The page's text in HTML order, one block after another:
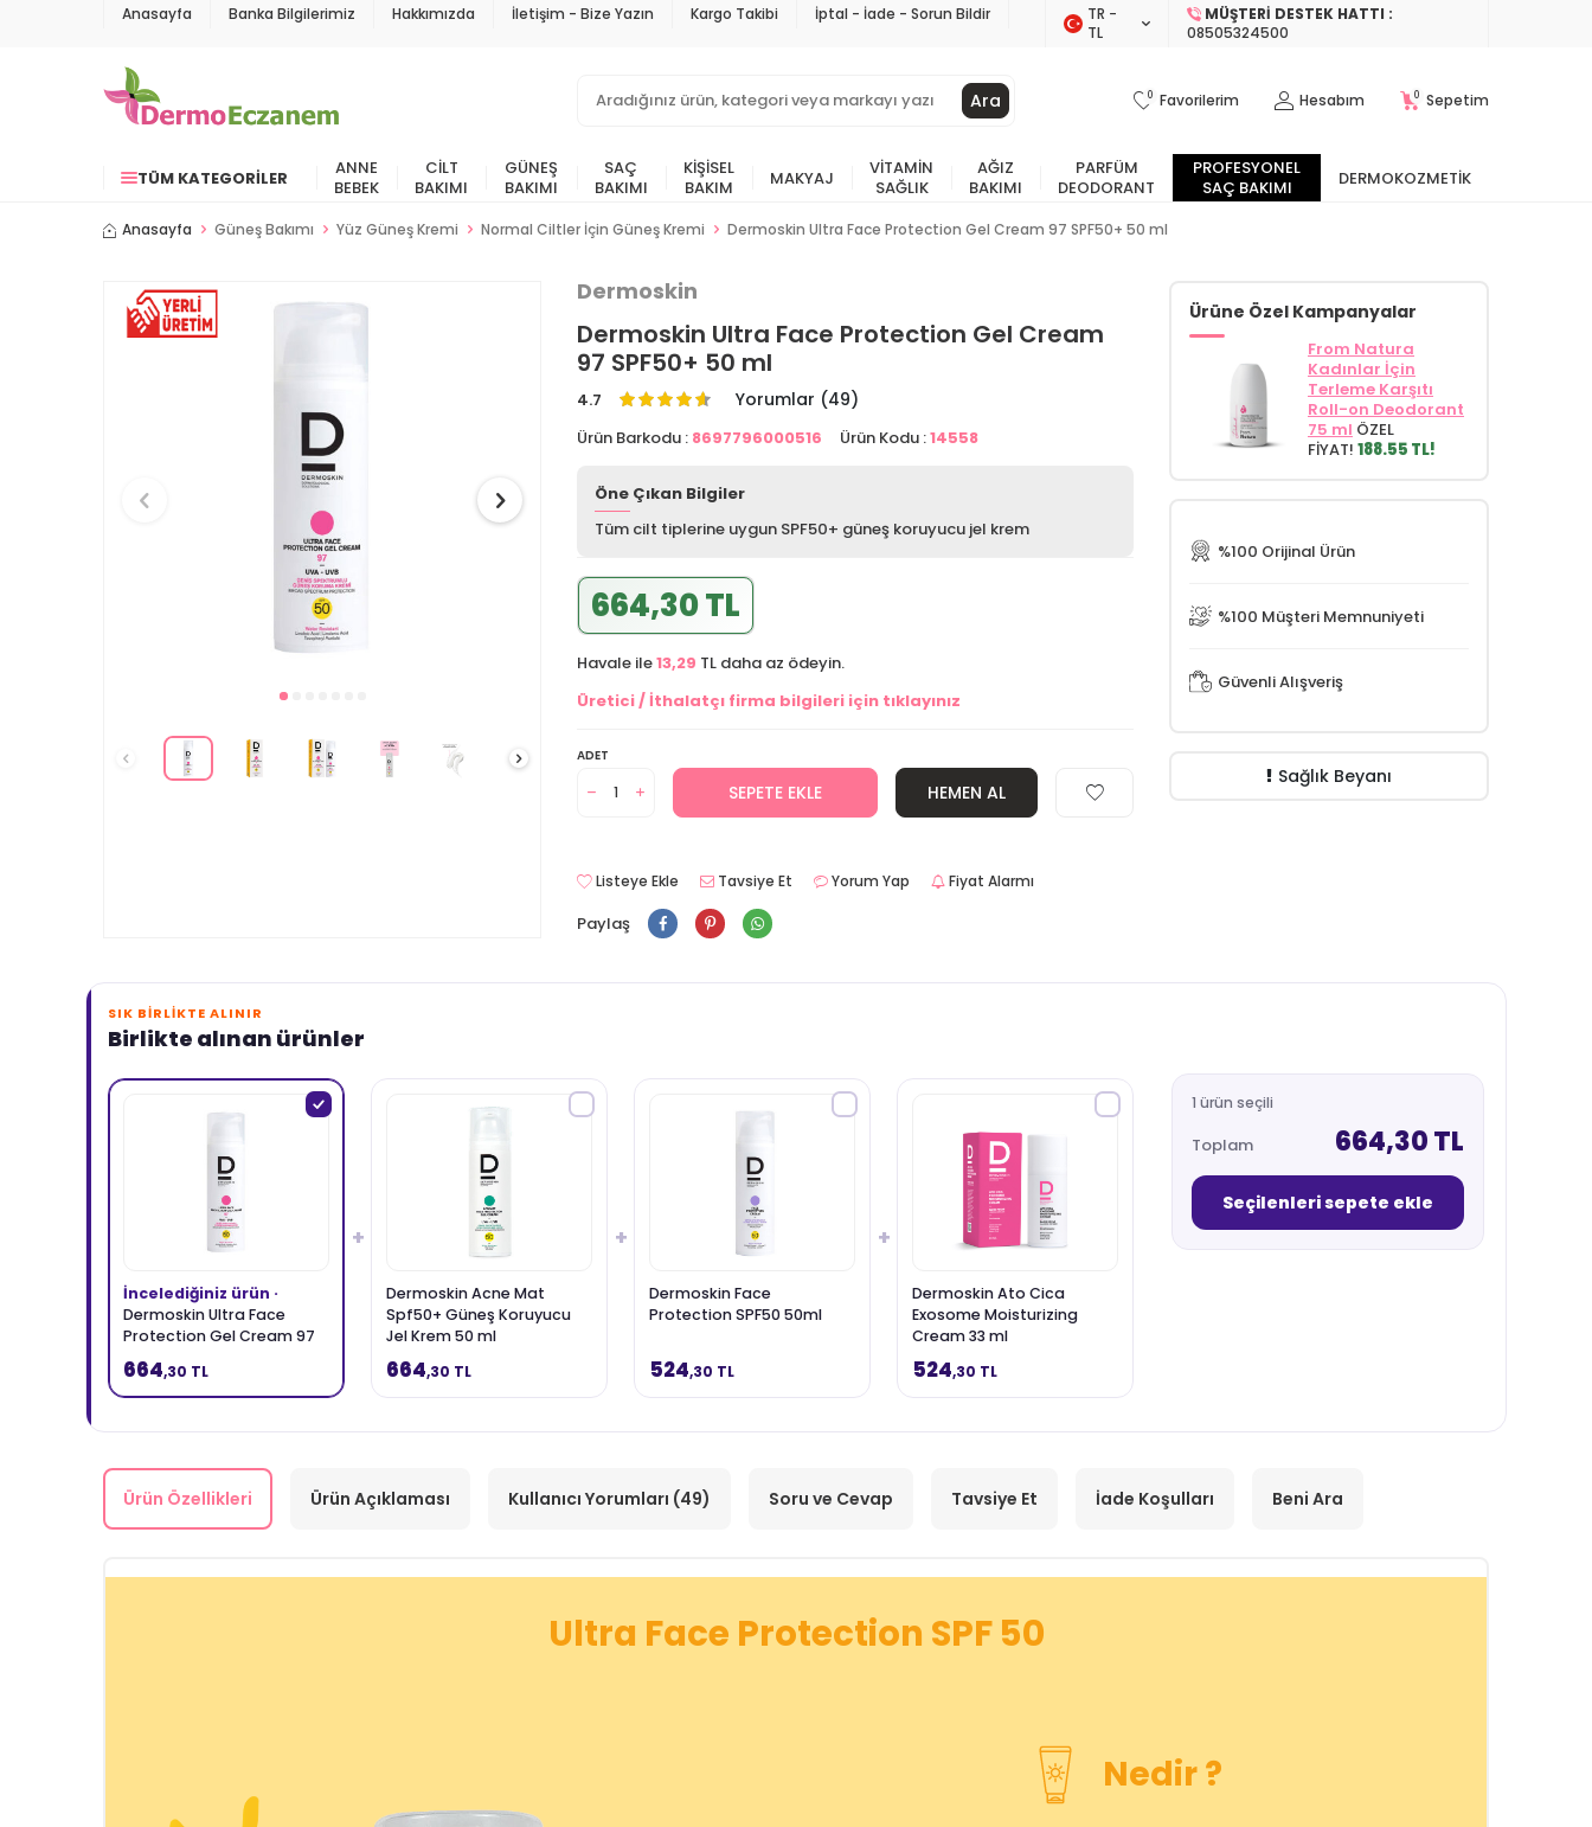
Anasayfa Banka Bilgilerimiz Hakkımızda İletişim - Bize Yazın Kargo Takibi İptal - İade - Sorun Bildir
TR −
TL
MÜŞTERI DESTEK HATTI :
08505324500
Ara 0 Favorilerim Hesabım 0 Sepetim
TÜM KATEGORILER
ANNE
BEBEK
CILT
BAKIMI
GÜNEŞ
BAKIMI
SAÇ
BAKIMI
KIŞISEL
BAKIM
MAKYAJ
VITAMIN
SAĞLIK
AĞIZ
BAKIMI
PARFÜM
DEODORANT
PROFESYONEL
SAÇ BAKIMI
DERMOKOZMETIK
Anasayfa Güneş Bakımı Yüz Güneş Kremi Normal Ciltler İçin Güneş Kremi Dermoskin Ultra Face Protection Gel Cream 97 SPF50+ 50 ml
Dermoskin
Dermoskin Ultra Face Protection Gel Cream
97 SPF50+ 50 ml
4.7 Yorumlar (49)
Ürün Barkodu : 8697796000516 Ürün Kodu :14558
Öne Çıkan Bilgiler
Tüm cilt tiplerine uygun SPF50+ güneş koruyucu jel krem
664,30 TL
Havale ile13,29 TL daha az ödeyin.
Üretici / İthalatçı firma bilgileri için tıklayınız
ADET
SEPETE EKLE HEMEN AL
Listeye Ekle Tavsiye Et Yorum Yap Fiyat Alarmı
Paylaş
Ürüne Özel Kampanyalar
From Natura
Kadınlar İçin
Terleme Karşıtı
Roll-on Deodorant
75 ml ÖZEL
FİYAT! 188.55 TL!
%100 Orijinal Ürün
%100 Müşteri Memnuniyeti
Güvenli Alışveriş
Sağlık Beyanı
SIK BIRLIKTE ALINIR
Birlikte alınan ürünler
İncelediğiniz ürün ·
Dermoskin Ultra Face
Protection Gel Cream 97
SPF50+ 50 ml
664,30 TL
+
Dermoskin Acne Mat
Spf50+ Güneş Koruyucu
Jel Krem 50 ml
664,30 TL
+
Dermoskin Face
Protection SPF50 50ml
524,30 TL
+
Dermoskin Ato Cica
Exosome Moisturizing
Cream 33 ml
524,30 TL
1 ürün seçili
Toplam 664,30 TL
Seçilenleri sepete ekle
Ürün Özellikleri Ürün Açıklaması Kullanıcı Yorumları (49) Soru ve Cevap Tavsiye Et İade Koşulları Beni Ara
Ultra Face Protection SPF 50
Nedir ?